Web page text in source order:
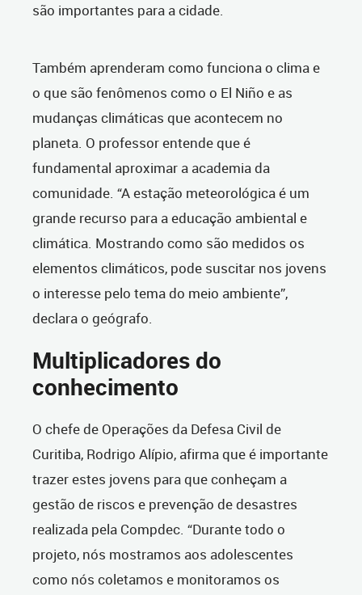
são importantes para a cidade.
Também aprenderam como funciona o clima e
o que são fenômenos como o El Niño e as
mudanças climáticas que acontecem no
planeta. O professor entende que é
fundamental aproximar a academia da
comunidade. “A estação meteorológica é um
grande recurso para a educação ambiental e
climática. Mostrando como são medidos os
elementos climáticos, pode suscitar nos jovens
o interesse pelo tema do meio ambiente”,
declara o geógrafo.
Multiplicadores do
conhecimento
O chefe de Operações da Defesa Civil de
Curitiba, Rodrigo Alípio, afirma que é importante
trazer estes jovens para que conheçam a
gestão de riscos e prevenção de desastres
realizada pela Compdec. “Durante todo o
projeto, nós mostramos aos adolescentes
como nós coletamos e monitoramos os